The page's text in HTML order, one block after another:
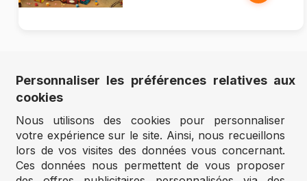
Cat in the Circle
Yazz
14,95€
Personnaliser les préférences relatives aux
cookies
Nous utilisons des cookies pour personnaliser
votre expérience sur le site. Ainsi, nous recueillons
lors de vos visites des données vous concernant.
Ces données nous permettent de vous proposer